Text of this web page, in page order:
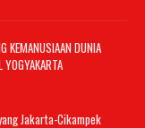
KEMANUSIAAN DUNIA
Jakarta-Cikampek